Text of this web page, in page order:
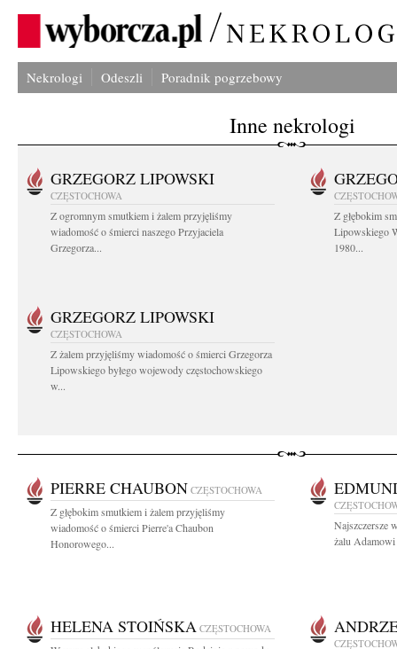
Nekrologi Odeszli Poradnik pogrzebowy
Inne nekrologi
GRZEGORZ LIPOWSKI
CZĘSTOCHOWA
Z ogromnym smutkiem i żalem przyjęliśmy
wiadomość o śmierci naszego Przyjaciela
Grzegorza...
Z głębokim
Lipowskiego
1980...
GRZEGORZ LIPOWSKI
CZĘSTOCHOWA
Z żalem przyjęliśmy wiadomość o śmierci Grzegorza
Lipowskiego byłego wojewody częstochowskiego
w...
PIERRE CHAUBON CZĘSTOCHOWA
Z głębokim smutkiem i żalem przyjęliśmy
wiadomość o śmierci Pierre'a Chaubon
Honorowego...
Najszczersze
żalu
HELENA STOIŃSKA CZĘSTOCHOWA